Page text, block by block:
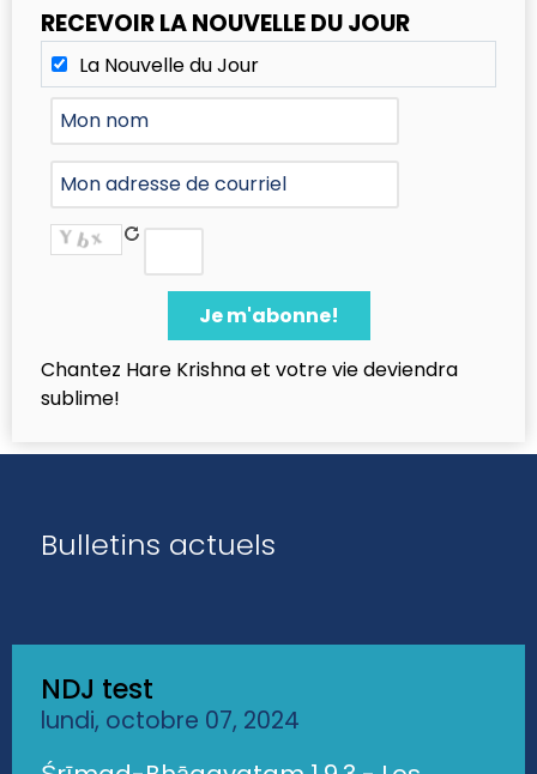
RECEVOIR LA NOUVELLE DU JOUR
La Nouvelle du Jour
Chantez Hare Krishna et votre vie deviendra
sublime!
Bulletins actuels
NDJ test
lundi, octobre 07, 2024